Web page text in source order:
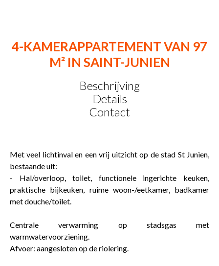
4-KAMERAPPARTEMENT VAN 97
M² IN SAINT-JUNIEN
Beschrijving
Details
Contact
Met veel lichtinval en een vrij uitzicht op de stad St Junien,
bestaande uit:
- Hal/overloop, toilet, functionele ingerichte keuken,
praktische bijkeuken, ruime woon-/eetkamer, badkamer
met douche/toilet.
Centrale verwarming op stadsgas met
warmwatervoorziening.
Afvoer: aangesloten op de riolering.